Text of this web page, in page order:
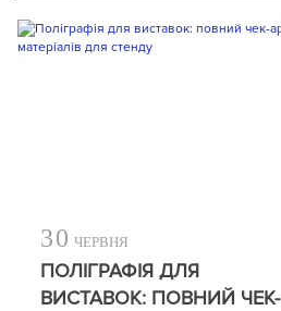
30 ЧЕРВНЯ
ПОЛІГРАФІЯ ДЛЯ
ВИСТАВОК: ПОВНИЙ ЧЕК-